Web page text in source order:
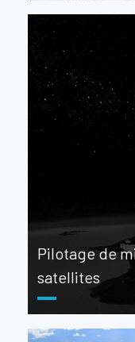
Pilotage de
satellites